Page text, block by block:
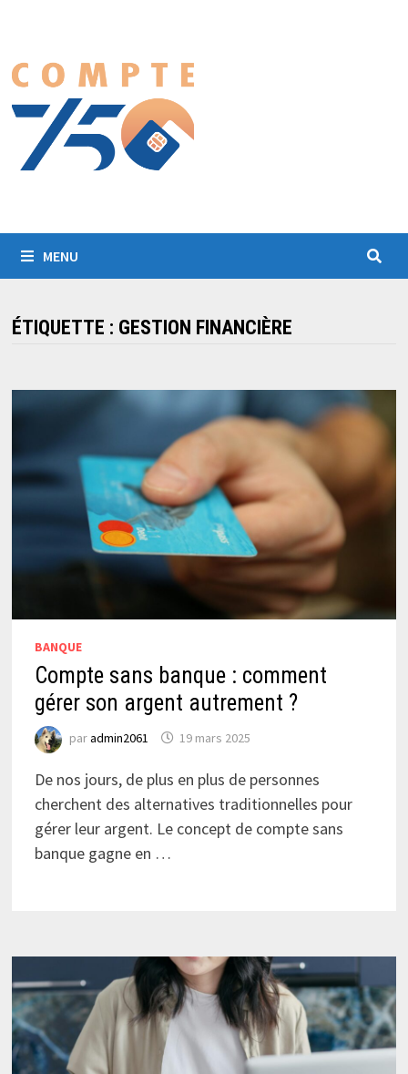
contenu
MENU
ÉTIQUETTE : GESTION FINANCIÈRE
BANQUE
Compte sans banque : comment
gérer son argent autrement ?
paradmin2061 19 mars 2025
De nos jours, de plus en plus de personnes
cherchent des alternatives traditionnelles pour
gérer leur argent. Le concept de compte sans
banque gagne en …